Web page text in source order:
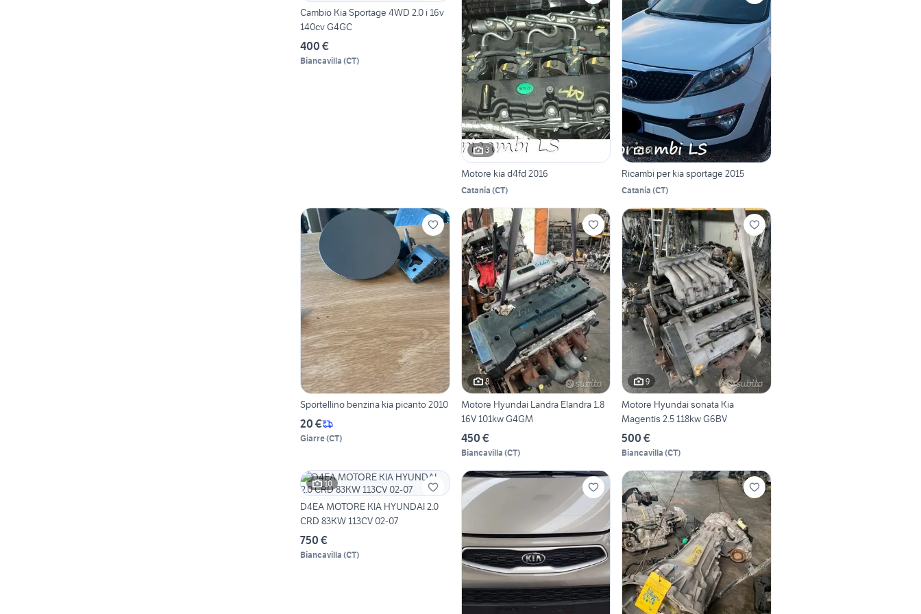
Cambio Kia Sportage 4WD 2.0 i 16v
140cv G4GC
400 €
Biancavilla (CT)
3
Motore kia d4fd 2016
Catania (CT)
6
Ricambi per kia sportage 2015
Catania (CT)
Sportellino benzina kia picanto 2010
20 €
Giarre(CT)
8
Motore Hyundai Landra Elandra 1.8
16V 101kw G4GM
450 €
Biancavilla (CT)
9
Motore Hyundai sonata Kia
Magentis 2.5 118kw G6BV
500 €
Biancavilla (CT)
10
D4EA MOTORE KIA HYUNDAI 2.0
CRD 83KW 113CV 02-07
750 €
Biancavilla (CT)